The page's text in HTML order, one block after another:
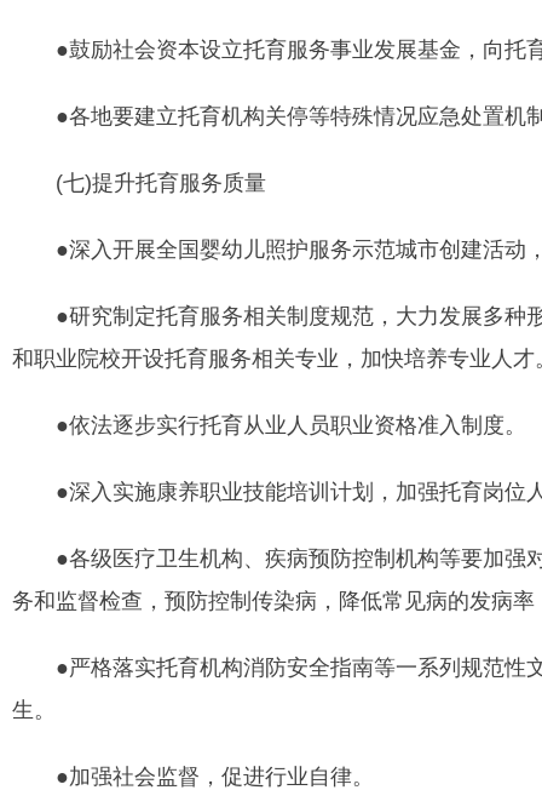
●鼓励社会资本设立托育服务事业发展基金，向托
●各地要建立托育机构关停等特殊情况应急处置机
(七)提升托育服务质量
●深入开展全国婴幼儿照护服务示范城市创建活动
●研究制定托育服务相关制度规范，大力发展多种
和职业院校开设托育服务相关专业，加快培养专业人才
●依法逐步实行托育从业人员职业资格准入制度。
●深入实施康养职业技能培训计划，加强托育岗位
●各级医疗卫生机构、疾病预防控制机构等要加强
务和监督检查，预防控制传染病，降低常见病的发病
●严格落实托育机构消防安全指南等一系列规范性
生。
●加强社会监督，促进行业自律。